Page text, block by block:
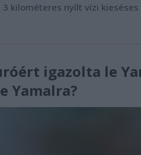
kilométeres nyílt vízi
igazolta le
Yamalra?